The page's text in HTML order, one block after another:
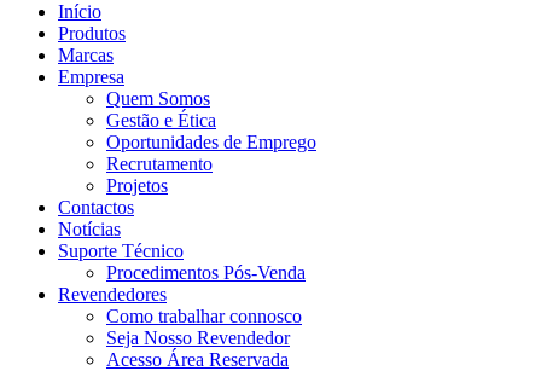
Início
Produtos
Marcas
Empresa
Quem Somos
Gestão e Ética
Oportunidades de Emprego
Recrutamento
Projetos
Contactos
Notícias
Suporte Técnico
Procedimentos Pós-Venda
Revendedores
Como trabalhar connosco
Seja Nosso Revendedor
Acesso Área Reservada